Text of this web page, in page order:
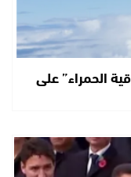
الحمراء” على